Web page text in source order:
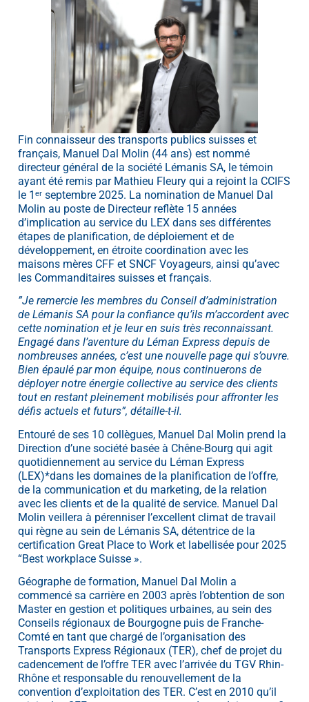
Fin connaisseur des transports publics suisses et
français, Manuel Dal Molin (44 ans) est nommé
directeur général de la société Lémanis SA, le témoin
ayant été remis par Mathieu Fleury qui a rejoint la CCIFS
le 1ᵉʳ septembre 2025. La nomination de Manuel Dal
Molin au poste de Directeur reflète 15 années
d’implication au service du LEX dans ses différentes
étapes de planification, de déploiement et de
développement, en étroite coordination avec les
maisons mères CFF et SNCF Voyageurs, ainsi qu’avec
les Commanditaires suisses et français.
”Je remercie les membres du Conseil d’administration
de Lémanis SA pour la confiance qu’ils m’accordent avec
cette nomination et je leur en suis très reconnaissant.
Engagé dans l’aventure du Léman Express depuis de
nombreuses années, c’est une nouvelle page qui s’ouvre.
Bien épaulé par mon équipe, nous continuerons de
déployer notre énergie collective au service des clients
tout en restant pleinement mobilisés pour affronter les
défis actuels et futurs”, détaille-t-il.
Entouré de ses 10 collègues, Manuel Dal Molin prend la
Direction d’une société basée à Chêne-Bourg qui agit
quotidiennement au service du Léman Express
(LEX)*dans les domaines de la planification de l’offre,
de la communication et du marketing, de la relation
avec les clients et de la qualité de service. Manuel Dal
Molin veillera à pérenniser l’excellent climat de travail
qui règne au sein de Lémanis SA, détentrice de la
certification Great Place to Work et labellisée pour 2025
“Best workplace Suisse ».
Géographe de formation, Manuel Dal Molin a
commencé sa carrière en 2003 après l’obtention de son
Master en gestion et politiques urbaines, au sein des
Conseils régionaux de Bourgogne puis de Franche-
Comté en tant que chargé de l’organisation des
Transports Express Régionaux (TER), chef de projet du
cadencement de l’offre TER avec l’arrivée du TGV Rhin-
Rhône et responsable du renouvellement de la
convention d’exploitation des TER. C’est en 2010 qu’il